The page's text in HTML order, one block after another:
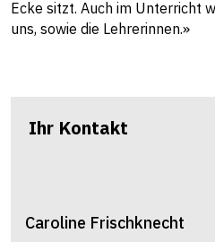
Ecke sitzt. Auch im Unterricht
uns, sowie die Lehrerinnen.»
Ihr Kontakt
Caroline Frischknecht